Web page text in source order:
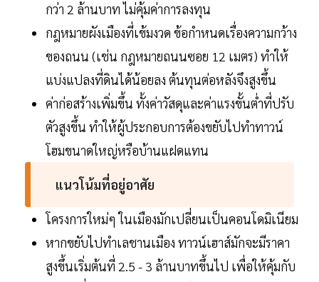
กว่า 2 ล้านบาท ไม่คุ้มค่าการลงทุน
กฎหมายผังเมืองที่เข้มงวด ข้อกำหนดเรื่องความกว้าง
ของถนน (เช่น กฎหมายถนนซอย 12 เมตร) ทำให้
แบ่งแปลงที่ดินได้น้อยลง ต้นทุนต่อหลังจึงสูงขึ้น
ค่าก่อสร้างเพิ่มขึ้น ทั้งค่าวัสดุและค่าแรงขั้นต่ำที่ปรับ
ตัวสูงขึ้น ทำให้ผู้ประกอบการต้องขยับไปทำทาวน์
โฮมขนาดใหญ่หรือบ้านแฝดแทน
แนวโน้มที่อยู่อาศัย
โครงการใหม่ๆ ในเมืองมักเปลี่ยนเป็นคอนโดมิเนียม
หากขยับไปทำเลชานเมือง ทาวน์เฮาส์มักจะมีราคา
สูงขึ้นเริ่มต้นที่ 2.5 - 3 ล้านบาทขึ้นไป เพื่อให้คุ้มกับ